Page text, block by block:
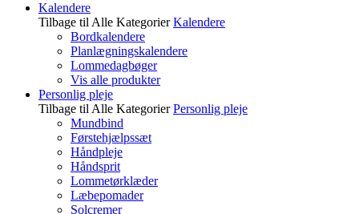
Kalendere
Tilbage til Alle Kategorier Kalendere
Bordkalendere
Planlægningskalendere
Lommedagbøger
Vis alle produkter
Personlig pleje
Tilbage til Alle Kategorier Personlig pleje
Mundbind
Førstehjælpssæt
Håndpleje
Håndsprit
Lommetørklæder
Læbepomader
Solcremer